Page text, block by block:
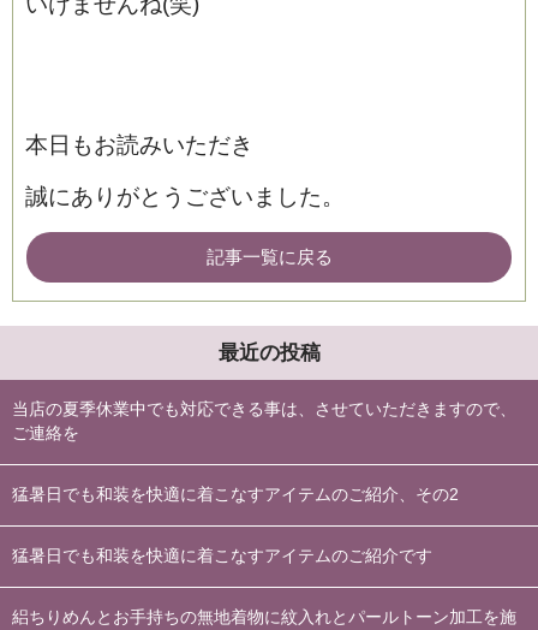
本日もお読みいただき
誠にありがとうございました。
記事一覧に戻る
最近の投稿
当店の夏季休業中でも対応できる事は、させていただきますので、
ご連絡を
猛暑日でも和装を快適に着こなすアイテムのご紹介、その2
猛暑日でも和装を快適に着こなすアイテムのご紹介です
絽ちりめんとお手持ちの無地着物に紋入れとパールトーン加工を施